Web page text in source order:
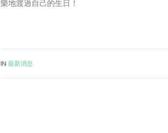
樂地渡過自己的生日！
IN 最新消息